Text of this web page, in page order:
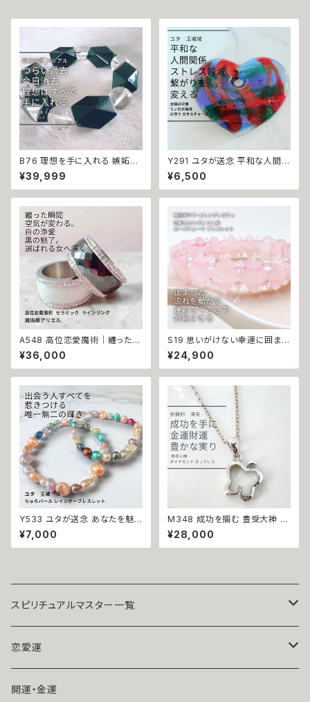
石 パワーストーン ピンキーリン
B76 理想を手に入れる 嫉妬や
不安を消し去る コンプレックス
除去 ツキを復活 オニキス ブレ
スレット 悪魔術師 べリアル メン
ック オニキス 行き違い 願望成
就
¥39,999
Y291 ユタが送念 平和な人間関
係 ストレス軽減 繋がりを変える
太陽の守護 てぃだの海珠 お守
り ガラスチャーム 人間関係 悩
ス 解消 縁結び 海 沖縄 玉城 ユ
タ 占い お守り 人間関係 開運
神人 波
¥6,500
A548 高位恋愛魔術｜纏った瞬
間、空気が変わる ヴェルティン
のサバト仕上げ セラミック ステ
ンレス マチュラダイヤモンド ラ
界】指輪 魔術師 アリエル お守
り 縁結び 魔術師 強力 恋愛運
魔術 アクセサリー 白魔術 人気
モテる おまじない 開運
¥36,000
S19 思いがけない幸運に囲まれ
る 運を引き寄せる 一発逆転 開
運 強運 金運 ネガティブエネル
ギーをかき消す 逆転のロンバス
ット サラ セレンディピティ ウィッ
カの３つの魔法 魔術 アクセサリ
ー お守り 金運 財運 くじ運 席運
開運 運気アップ 幸運 召致 潜在
能力 子宝 子授け 幸運期 魔術
魔法 おまじない 白魔法 強力 ア
クセサリー パワーストーン
¥24,900
Y533 ユタが送念 あなたを魅
了の中心へ 誘いが増えすぎて困
る ちゅらパール レインボーブレ
スレット ユタ 占い 祈祷 送念 真
さ ネイチャーパワー
¥7,000
M348 成功を掴む 豊受大神 実
りを手に入れる リンゴ ダイヤモ
ンド ネックレス 祈祷師 澪央（み
お）祈祷 天然石 パワーストーン
成就 子宝 恋愛運 仕事運 ビジ
¥28,000
スピリチュアルマスター一覧
魔術師アリエル
悪魔術師べリアル
恋愛運
片思い
開運・金運